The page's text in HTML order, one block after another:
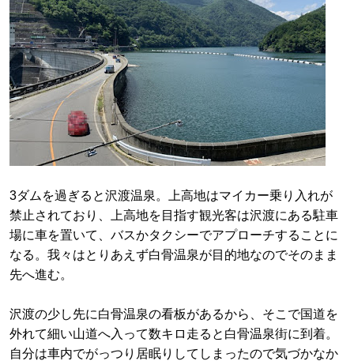
3ダムを過ぎると沢渡温泉。上高地はマイカー乗り入れが
禁止されており、上高地を目指す観光客は沢渡にある駐車
場に車を置いて、バスかタクシーでアプローチすることに
なる。我々はとりあえず白骨温泉が目的地なのでそのまま
先へ進む。
沢渡の少し先に白骨温泉の看板があるから、そこで国道を
外れて細い山道へ入って数キロ走ると白骨温泉街に到着。
自分は車内でがっつり居眠りしてしまったので気づかなか